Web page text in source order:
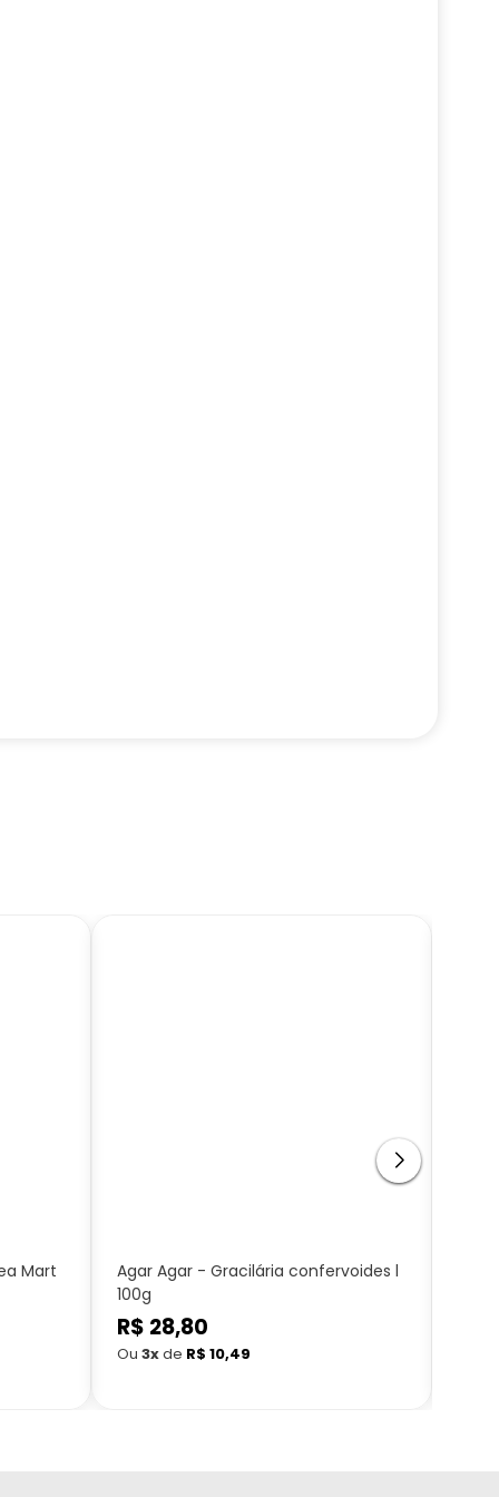
Mart
Agar Agar - Gracilária confervoides l
100g
Preço
normal
R$ 28,80
Ou 3xde R$ 10,49